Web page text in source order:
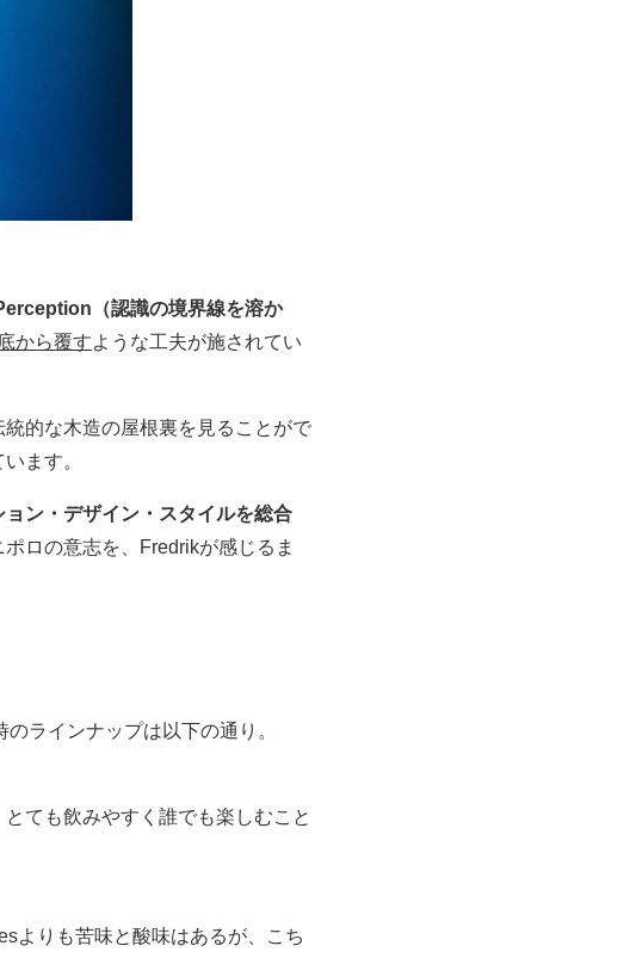
（認識の境界線を溶か
から覆すような工夫が施されてい
的な木造の屋根裏を見ることがで
ます。
ョン・デザイン・スタイルを総合
ポロの意志を、Fredrikが感じるま
ラインナップは以下の通り。
ても飲みやすく誰でも楽しむこと
よりも苦味と酸味はあるが、こち